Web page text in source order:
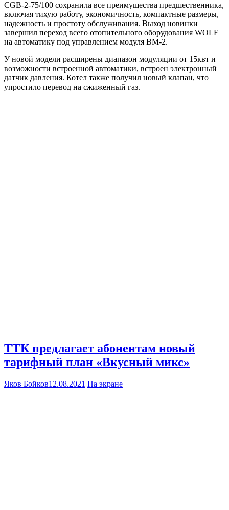
CGB-2-75/100 сохранила все преимущества предшественника,
включая тихую работу, экономичность, компактные размеры,
надежность и простоту обслуживания. Выход новинки
завершил переход всего отопительного оборудования WOLF
на автоматику под управлением модуля BM-2.
У новой модели расширены диапазон модуляции от 15квт и
возможности встроенной автоматики, встроен электронный
датчик давления. Котел также получил новый клапан, что
упростило перевод на сжиженный газ.
ТТК предлагает абонентам новый
тарифный план «Вкусный микс»
Яков Бойков12.08.2021 На экране